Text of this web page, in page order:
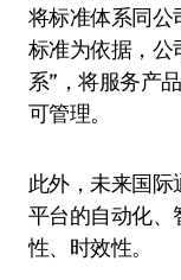
将标准体系同公
标准为依据，公
系”，将服务产
可管理。
此外，未来国
平台的自动化、
性、时效性。